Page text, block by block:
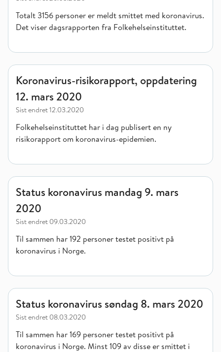
Totalt 3156 personer er meldt smittet med koronavirus.
Det viser dagsrapporten fra Folkehelseinstituttet.
Koronavirus-risikorapport, oppdatering 12. mars 2020
Koronavirus-risikorapport, oppdatering
12. mars 2020
Sist endret12.03.2020
Folkehelseinstituttet har i dag publisert en ny
risikorapport om koronavirus-epidemien.
Status koronavirus mandag 9. mars 2020
Status koronavirus mandag 9. mars
2020
Sist endret 09.03.2020
Til sammen har 192 personer testet positivt på
koronavirus i Norge.
Status koronavirus søndag 8. mars 2020
Status koronavirus søndag 8. mars 2020
Sist endret 08.03.2020
Til sammen har 169 personer testet positivt på
koronavirus i Norge. Minst 109 av disse er smittet i